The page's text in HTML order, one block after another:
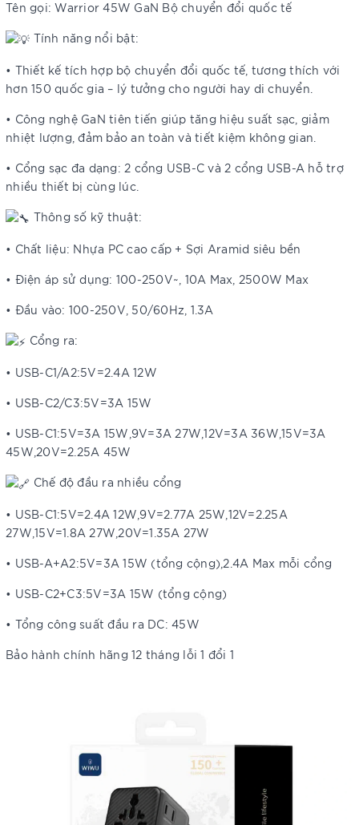
Tên gọi: Warrior 45W GaN Bộ chuyển đổi quốc tế
Tính năng nổi bật:
• Thiết kế tích hợp bộ chuyển đổi quốc tế, tương thích với
hơn 150 quốc gia – lý tưởng cho người hay di chuyển.
• Công nghệ GaN tiên tiến giúp tăng hiệu suất sạc, giảm
nhiệt lượng, đảm bảo an toàn và tiết kiệm không gian.
• Cổng sạc đa dạng: 2 cổng USB-C và 2 cổng USB-A hỗ trợ
nhiều thiết bị cùng lúc.
Thông số kỹ thuật:
• Chất liệu: Nhựa PC cao cấp + Sợi Aramid siêu bền
• Điện áp sử dụng: 100-250V~, 10A Max, 2500W Max
• Đầu vào: 100-250V, 50/60Hz, 1.3A
Cổng ra:
• USB-C1/A2:5V=2.4A 12W
• USB-C2/C3:5V=3A 15W
• USB-C1:5V=3A 15W,9V=3A 27W,12V=3A 36W,15V=3A
45W,20V=2.25A 45W
Chế độ đầu ra nhiều cổng
• USB-C1:5V=2.4A 12W,9V=2.77A 25W,12V=2.25A
27W,15V=1.8A 27W,20V=1.35A 27W
• USB-A+A2:5V=3A 15W (tổng cộng),2.4A Max mỗi cổng
• USB-C2+C3:5V=3A 15W (tổng cộng)
• Tổng công suất đầu ra DC: 45W
Bảo hành chính hãng 12 tháng lỗi 1 đổi 1